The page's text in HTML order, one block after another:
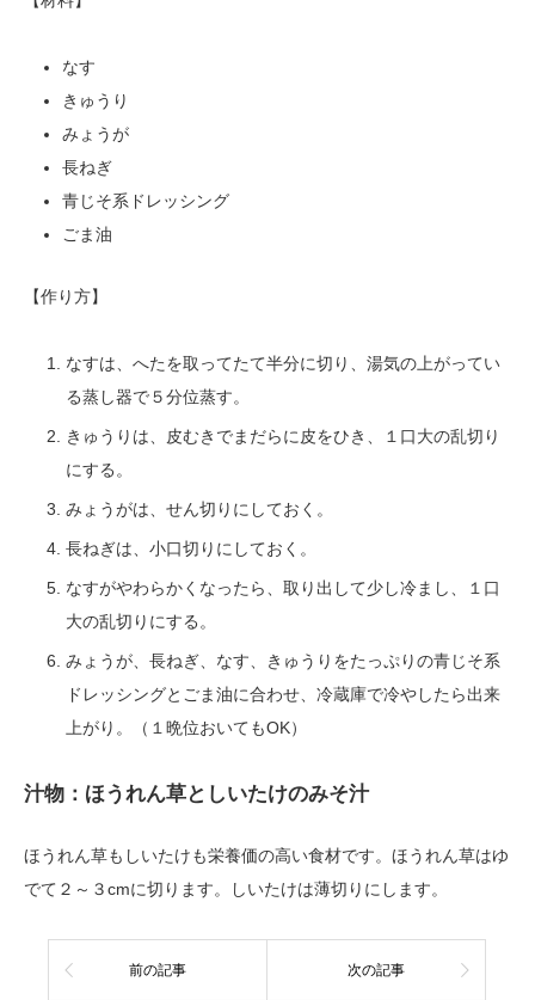
なす
きゅうり
みょうが
長ねぎ
青じそ系ドレッシング
ごま油
【作り方】
なすは、へたを取ってたて半分に切り、湯気の上がってい
る蒸し器で５分位蒸す。
きゅうりは、皮むきでまだらに皮をひき、１口大の乱切り
にする。
みょうがは、せん切りにしておく。
長ねぎは、小口切りにしておく。
なすがやわらかくなったら、取り出して少し冷まし、１口
大の乱切りにする。
みょうが、長ねぎ、なす、きゅうりをたっぷりの青じそ系
ドレッシングとごま油に合わせ、冷蔵庫で冷やしたら出来
上がり。（１晩位おいてもOK）
汁物：ほうれん草としいたけのみそ汁
ほうれん草もしいたけも栄養価の高い食材です。ほうれん草はゆ
でて２～３cmに切ります。しいたけは薄切りにします。
前の記事 次の記事